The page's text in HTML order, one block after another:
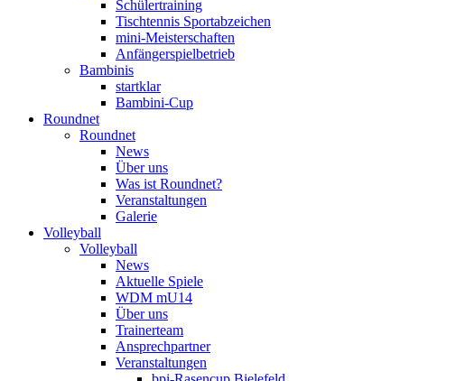
Schülertraining
Tischtennis Sportabzeichen
mini-Meisterschaften
Anfängerspielbetrieb
Bambinis
startklar
Bambini-Cup
Roundnet
Roundnet
News
Über uns
Was ist Roundnet?
Veranstaltungen
Galerie
Volleyball
Volleyball
News
Aktuelle Spiele
WDM mU14
Über uns
Trainerteam
Ansprechpartner
Veranstaltungen